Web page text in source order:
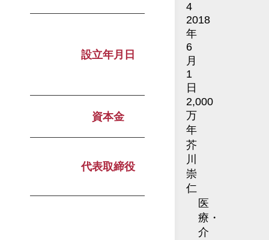
4
設立年月日
2018
年
6
月
1
日
資本金
2,000
万
年
代表取締役
芥
川
崇
仁
医
療・
介